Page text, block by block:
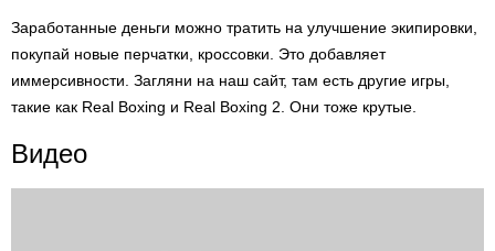
Заработанные деньги можно тратить на улучшение экипировки,
покупай новые перчатки, кроссовки. Это добавляет
иммерсивности. Загляни на наш сайт, там есть другие игры,
такие как Real Boxing и Real Boxing 2. Они тоже крутые.
Видео